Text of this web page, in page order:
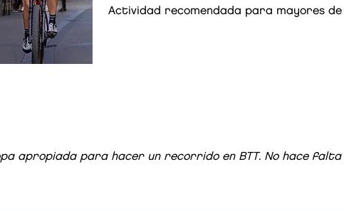
Actividad recomendada para mayores de
apropiada para hacer un recorrido en BTT. No hace